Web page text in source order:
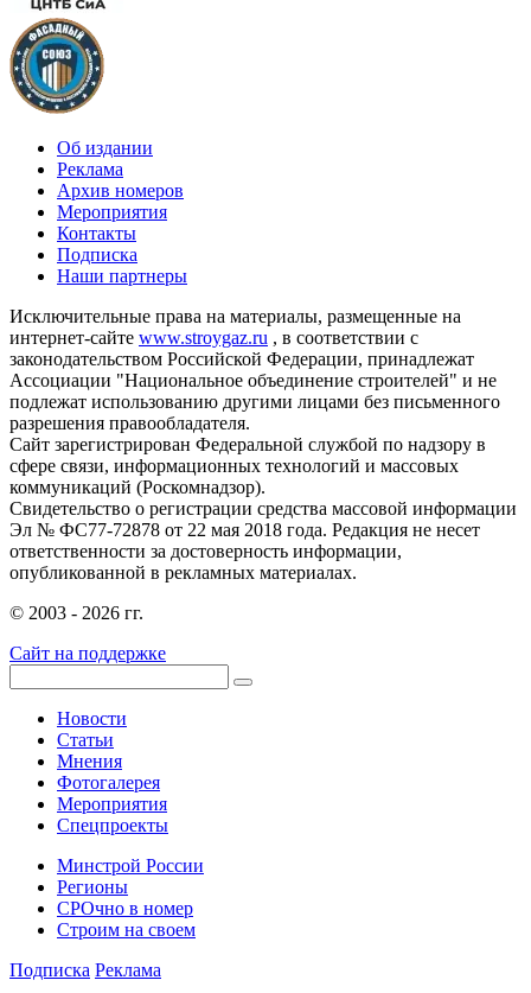
Об издании
Реклама
Архив номеров
Мероприятия
Контакты
Подписка
Наши партнеры
Исключительные права на материалы, размещенные на
интернет-сайте www.stroygaz.ru , в соответствии с
законодательством Российской Федерации, принадлежат
Ассоциации "Национальное объединение строителей" и не
подлежат использованию другими лицами без письменного
разрешения правообладателя.
Сайт зарегистрирован Федеральной службой по надзору в
сфере связи, информационных технологий и массовых
коммуникаций (Роскомнадзор).
Свидетельство о регистрации средства массовой информации
Эл № ФС77-72878 от 22 мая 2018 года. Редакция не несет
ответственности за достоверность информации,
опубликованной в рекламных материалах.
© 2003 - 2026 гг.
Сайт на поддержке
Новости
Статьи
Мнения
Фотогалерея
Мероприятия
Спецпроекты
Минстрой России
Регионы
СРОчно в номер
Строим на своем
Подписка Реклама